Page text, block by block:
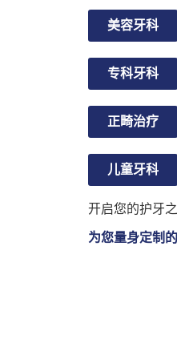
美容牙科
专科牙科
正畸治疗
儿童牙科
开启您的护牙之
为您量身定制